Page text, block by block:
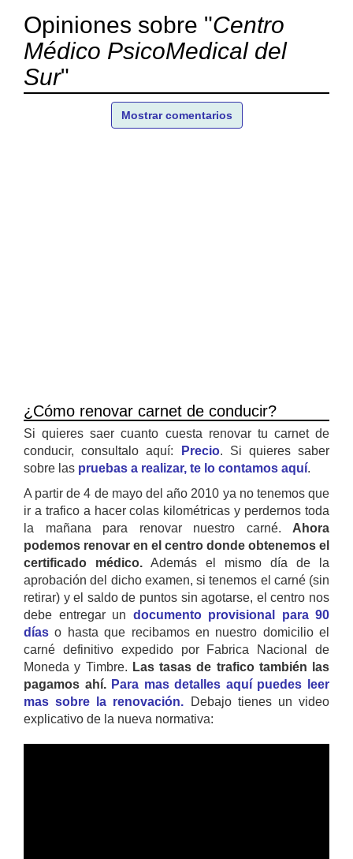
Opiniones sobre "Centro
Médico PsicoMedical del
Sur"
Mostrar comentarios
¿Cómo renovar carnet de conducir?
Si quieres saer cuanto cuesta renovar tu carnet de
conducir, consultalo aquí:
Precio. Si quieres saber
sobre las pruebas a realizar, te lo contamos aquí.
A partir de 4 de mayo del año 2010 ya no tenemos que
ir a trafico a hacer colas kilométricas y perdernos toda
la mañana para renovar nuestro carné. Ahora
podemos renovar en el centro donde obtenemos el
certificado médico. Además el mismo día de la
aprobación del dicho examen, si tenemos el carné (sin
retirar) y el saldo de puntos sin agotarse, el centro nos
debe entregar un documento provisional para 90
días o hasta que recibamos en nuestro domicilio el
carné definitivo expedido por Fabrica Nacional de
Moneda y Timbre. Las tasas de trafico también las
pagamos ahí. Para mas detalles aquí puedes leer
mas sobre la renovación. Debajo tienes un video
explicativo de la nueva normativa: